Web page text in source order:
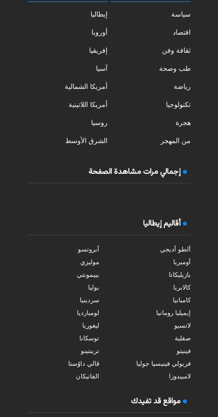
سياسة
اقتصاد
ثقافة وفن
طب وصحة
رياضة
تكنولوجيا
هجرة
من المهجر
إيطاليا
أوروبا
إفريقيا
آسيا
أمريكا الشمالية
أمريكا اللاتينية
روسيا
الشرق الأوسط
إجمالي مرات مشاهدة الصفحة
أقاليم إيطاليا
ألطو أديجي
أبروتسو
أومبريا
موليزي
بازيليكاتا
بييمونتي
كالابريا
بوليا
كامبانيا
سردينيا
إيميليا رومانيا
لومبارديا
لاتسيو
ليغوريا
صقلية
توسكانا
فينيتو
ترينتينو
فريولي فينيسيا جوليا
ڤالي داوُستا
لامبيدوزا
الفاتيكان
مواقع قد تفيدك